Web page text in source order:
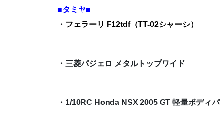
■タミヤ■
・ フェラーリ F12tdf（TT-02シャーシ）
・三菱パジェロ メタルトップワイド
・1/10RC Honda NSX 2005 GT 軽量ボディ